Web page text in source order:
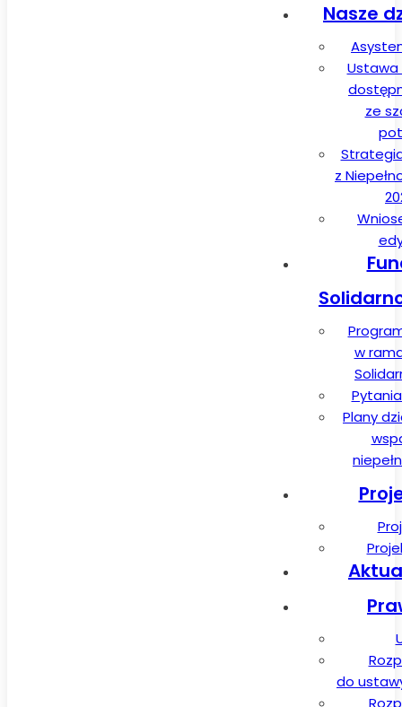
Nasze
Ustawa
ze
z
w
Plany
do